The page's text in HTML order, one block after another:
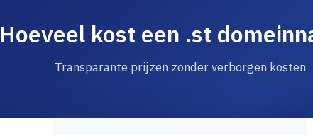
Hoeveel kost een .st
Transparante prijzen zonder verborgen kosten